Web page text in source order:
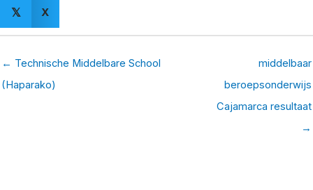
𝕏 X
← Technische Middelbare School
(Haparako)
middelbaar
beroepsonderwijs
Cajamarca resultaat
→